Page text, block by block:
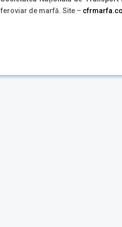
feroviar de marfă. Site –